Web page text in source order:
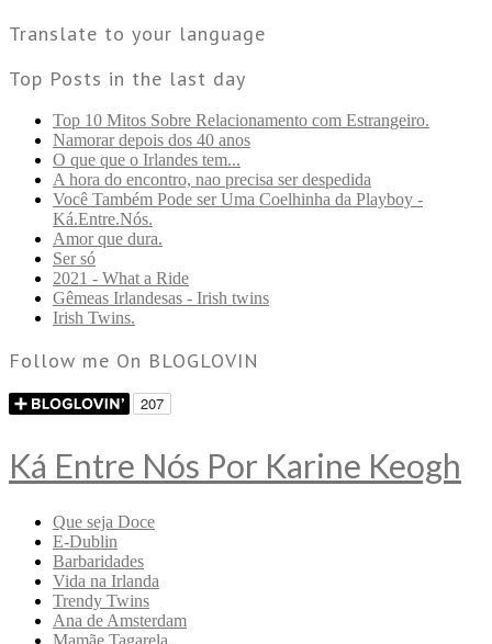
Translate to your language
Top Posts in the last day
Top 10 Mitos Sobre Relacionamento com Estrangeiro.
Namorar depois dos 40 anos
O que que o Irlandes tem...
A hora do encontro, nao precisa ser despedida
Você Também Pode ser Uma Coelhinha da Playboy -
Ká.Entre.Nós.
Amor que dura.
Ser só
2021 - What a Ride
Gêmeas Irlandesas - Irish twins
Irish Twins.
Follow me On BLOGLOVIN
Ká Entre Nós Por Karine Keogh
Que seja Doce
E-Dublin
Barbaridades
Vida na Irlanda
Trendy Twins
Ana de Amsterdam